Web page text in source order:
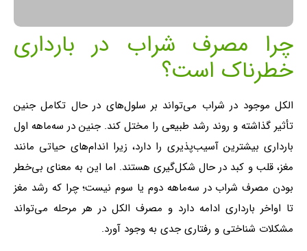
چرا مصرف شراب در بارداری
خطرناک است؟
الکل موجود در شراب می‌تواند بر سلول‌های در حال تکامل جنین
تأثیر گذاشته و روند رشد طبیعی را مختل کند. جنین در سه‌ماهه اول
بارداری بیشترین آسیب‌پذیری را دارد، زیرا اندام‌های حیاتی مانند
مغز، قلب و کبد در حال شکل‌گیری هستند. اما این به معنای بی‌خطر
بودن مصرف شراب در سه‌ماهه دوم یا سوم نیست؛ چرا که رشد مغز
تا اواخر بارداری ادامه دارد و مصرف الکل در هر مرحله می‌تواند
مشکلات شناختی و رفتاری جدی به وجود آورد.